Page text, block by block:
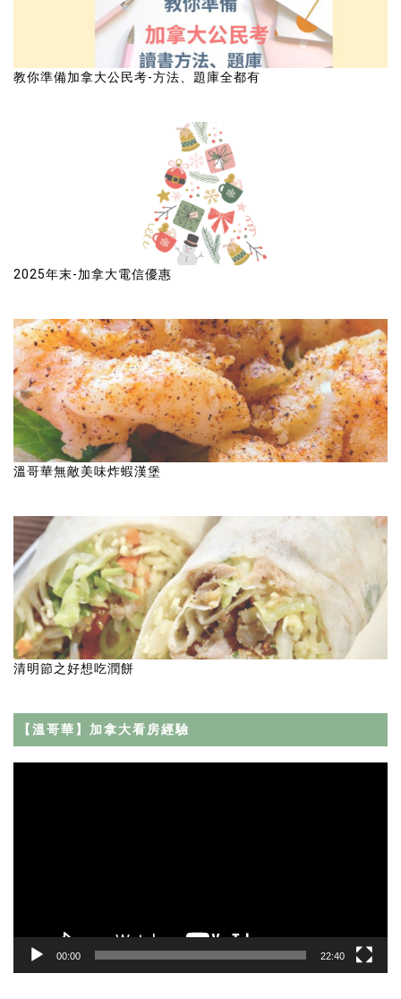
教你準備加拿大公民考-方法、題庫全都有
2025年末-加拿大電信優惠
溫哥華無敵美味炸蝦漢堡
清明節之好想吃潤餅
【溫哥華】加拿大看房經驗
00:00 22:40